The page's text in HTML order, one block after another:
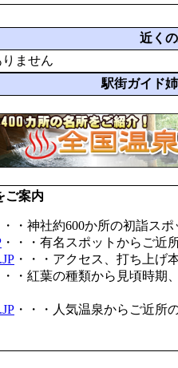
近く
ません
駅街ガイド
ご案内
・・神社約600か所の初詣ス
・・・有名スポットからご近
・・・アクセス、打ち上げ
・・紅葉の種類から見頃時期
・・・人気温泉からご近所